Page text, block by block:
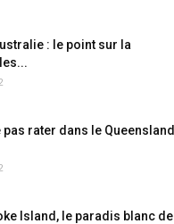
: le point sur la
pas rater dans le Queensland
Island, le paradis blanc de